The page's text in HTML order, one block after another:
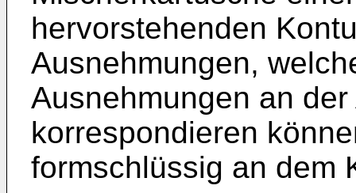
hervorstehenden
Ausnehmungen,
Ausnehmungen an
korrespondieren
formschlüssig an dem